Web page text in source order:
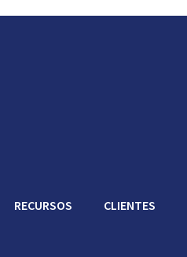
RECURSOS CLIENTES